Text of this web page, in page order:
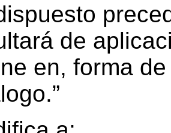
de
en, forma